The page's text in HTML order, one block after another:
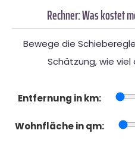
Rechner: Was kostet
Bewege die
Schätzung, wie
Entfernung in km:
Wohnfläche in qm: